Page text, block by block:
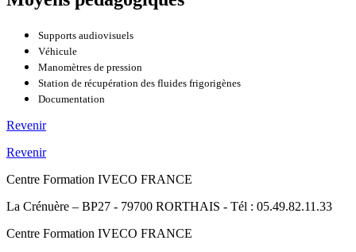
Supports audiovisuels
Véhicule
Manomètres de pression
Station de récupération des fluides frigorigènes
Documentation
Revenir
Revenir
Centre Formation IVECO FRANCE
La Crénuère – BP27 - 79700 RORTHAIS - Tél : 05.49.82.11.33
Centre Formation IVECO FRANCE